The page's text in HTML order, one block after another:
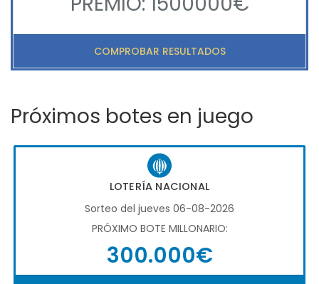
COMPROBAR RESULTADOS
Próximos botes en juego
LOTERÍA NACIONAL
Sorteo del jueves 06-08-2026
PRÓXIMO BOTE MILLONARIO:
300.000€